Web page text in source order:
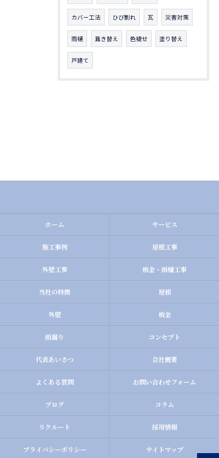
カバー工法 ひび割れ 瓦 災害対策
雨樋 葺き替え 色褪せ 塗り替え
戸建て
ホーム サービス
施工事例 屋根工事
外壁工事 板金・雨樋工事
当社の特徴 屋根
外壁 板金
雨漏り コンセプト
代表あいさつ 会社概要
よくある質問 お問い合わせフォーム
ブログ コラム
リクルート 採用情報
プライバシーポリシー サイトマップ